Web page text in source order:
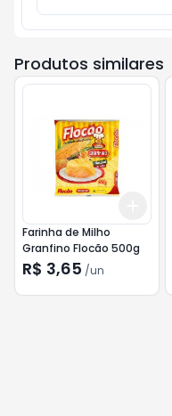
Produtos similares
Farinha de Milho
Granfino Flocão 500g
R$ 3,65 /un